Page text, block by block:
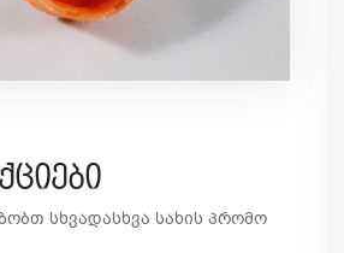
სხვადასხვა სახის პრომო